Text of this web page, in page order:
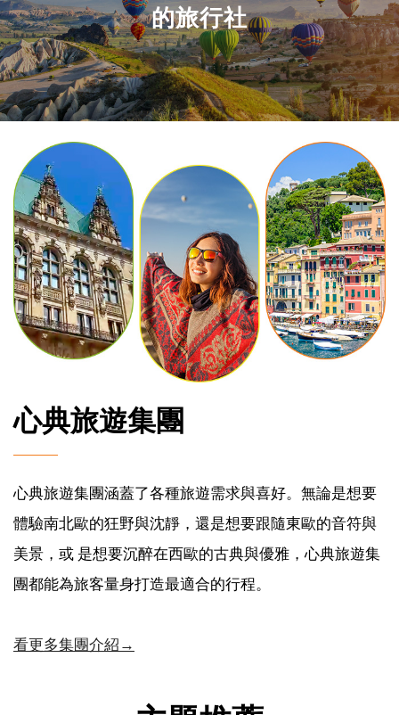
的旅行社
心典旅遊集團
心典旅遊集團涵蓋了各種旅遊需求與喜好。無論是想要
體驗南北歐的狂野與沈靜，還是想要跟隨東歐的音符與
美景，或 是想要沉醉在西歐的古典與優雅，心典旅遊集
團都能為旅客量身打造最適合的行程。
看更多集團介紹→